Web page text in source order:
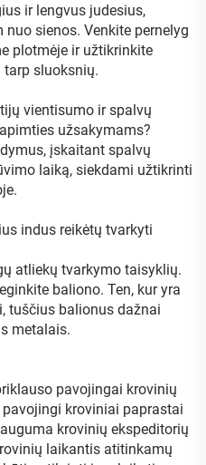
ir lengvus judesius,
sienos. Venkite pernelyg
plotmėje ir užtikrinkite
sluoksnių.
vientisumo ir spalvų
užsakymams?
įskaitant spalvų
laiką, siekdami užtikrinti
indus reikėtų tvarkyti
atliekų tvarkymo taisyklių.
baliono. Ten, kur yra
tuščius balionus dažnai
metalais.
pavojingai krovinių
pavojingi kroviniai paprastai
krovinių ekspeditorių
laikantis atitinkamų